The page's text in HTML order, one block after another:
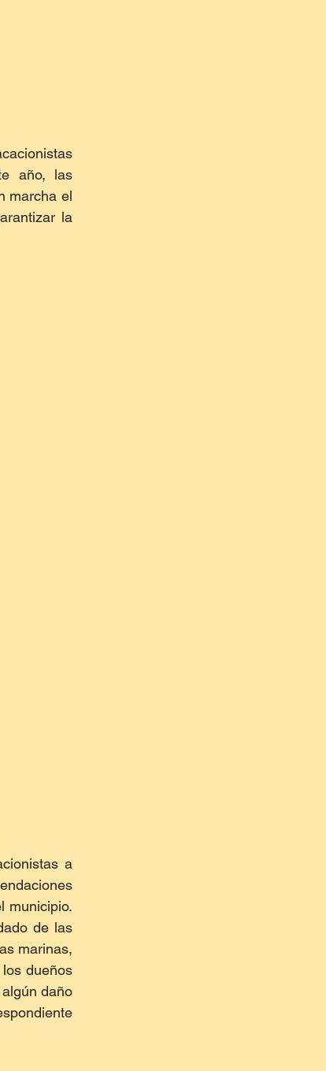
año, las
marcha el
la
a
municipio.
de las
marinas,
dueños
daño